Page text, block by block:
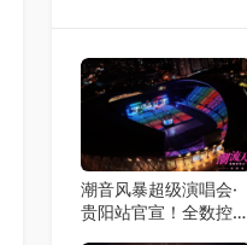
潮音风暴超级演唱会·
贵阳站官宣！全数控舞